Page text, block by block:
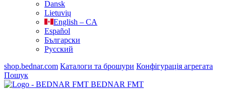
Dansk
Lietuvių
English – CA
Español
Български
Русский
shop.bednar.com Каталоги та брошури Конфігурація агрегата
Пошук
BEDNAR FMT